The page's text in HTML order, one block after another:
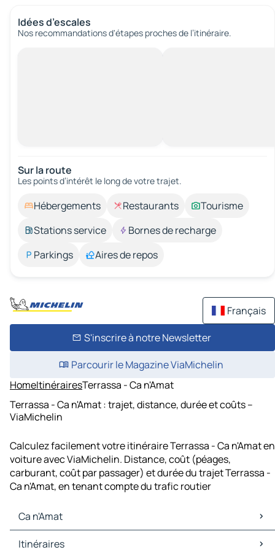
Idées d’escales
Nos recommandations d'étapes proches de l’itinéraire.
Sur la route
Les points d’intérêt le long de votre trajet.
Hébergements Restaurants
Tourisme
Stations service
Bornes de recharge
Parkings
Aires de repos
Français
S'inscrire à notre Newsletter
Parcourir le Magazine ViaMichelin
HomeItinérairesTerrassa - Ca n'Amat
Terrassa - Ca n'Amat : trajet, distance, durée et coûts –
ViaMichelin
Calculez facilement votre itinéraire Terrassa - Ca n'Amat en
voiture avec ViaMichelin. Distance, coût (péages,
carburant, coût par passager) et durée du trajet Terrassa -
Ca n'Amat, en tenant compte du trafic routier
Ca n'Amat
Ca n'Amat Cartes et plans
Itinéraires